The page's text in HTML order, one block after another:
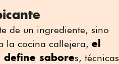
de un ingrediente, sino
la cocina callejera, el
sabores, técnicas